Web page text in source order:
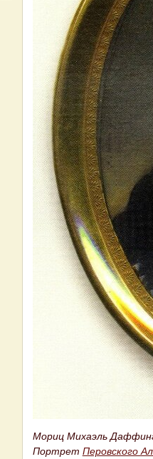
Мориц Михаэль
Портрет Перовского